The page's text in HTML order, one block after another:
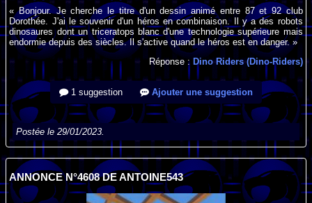
« Bonjour. Je cherche le titre d'un dessin animé entre 87 et 92 club
Dorothée. J'ai le souvenir d'un héros en combinaison. Il y a des robots
dinosaures dont un triceratops blanc d'une technologie supérieure mais
endormie depuis des siècles. Il s'active quand le héros est en danger. »
Réponse : Dino Riders (Dino-Riders)
1 suggestion Ajouter une suggestion
Postée le 29/01/2023.
ANNONCE N°4608 DE ANTOINE543